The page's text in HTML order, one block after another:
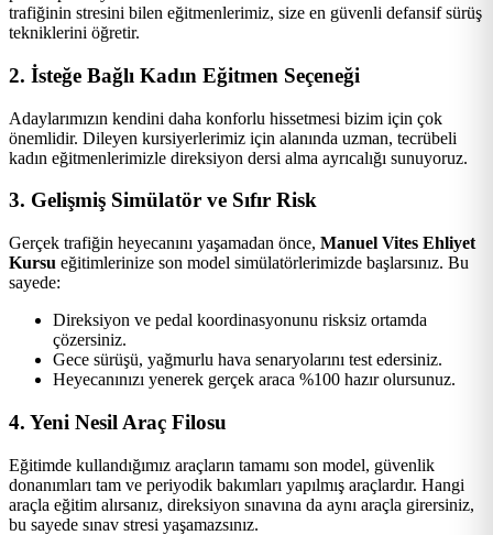
trafiğinin stresini bilen eğitmenlerimiz, size en güvenli defansif sürüş
tekniklerini öğretir.
2. İsteğe Bağlı Kadın Eğitmen Seçeneği
Adaylarımızın kendini daha konforlu hissetmesi bizim için çok
önemlidir. Dileyen kursiyerlerimiz için alanında uzman, tecrübeli
kadın eğitmenlerimizle direksiyon dersi alma ayrıcalığı sunuyoruz.
3. Gelişmiş Simülatör ve Sıfır Risk
Gerçek trafiğin heyecanını yaşamadan önce, Manuel Vites Ehliyet
Kursu eğitimlerinize son model simülatörlerimizde başlarsınız. Bu
sayede:
Direksiyon ve pedal koordinasyonunu risksiz ortamda
çözersiniz.
Gece sürüşü, yağmurlu hava senaryolarını test edersiniz.
Heyecanınızı yenerek gerçek araca %100 hazır olursunuz.
4. Yeni Nesil Araç Filosu
Eğitimde kullandığımız araçların tamamı son model, güvenlik
donanımları tam ve periyodik bakımları yapılmış araçlardır. Hangi
araçla eğitim alırsanız, direksiyon sınavına da aynı araçla girersiniz,
bu sayede sınav stresi yaşamazsınız.